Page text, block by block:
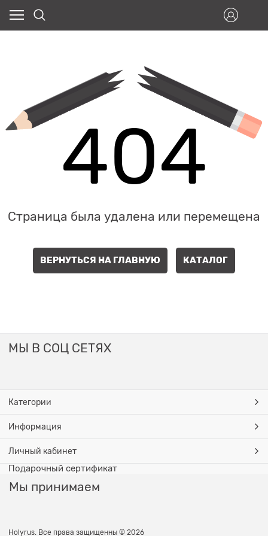
404
Страница была удалена или перемещена
ВЕРНУТЬСЯ НА ГЛАВНУЮ КАТАЛОГ
МЫ В СОЦ СЕТЯХ
Категории
Информация
Личный кабинет
Подарочный сертификат
Мы принимаем
Holyrus. Все права защищенны © 2026